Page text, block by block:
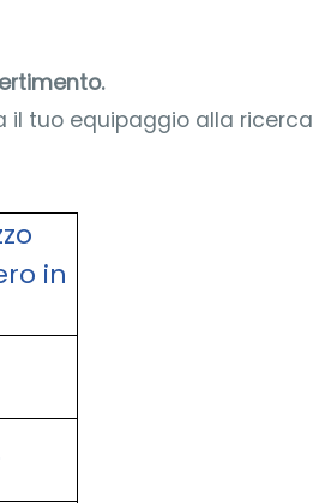
il tuo equipaggio alla ricerca
in